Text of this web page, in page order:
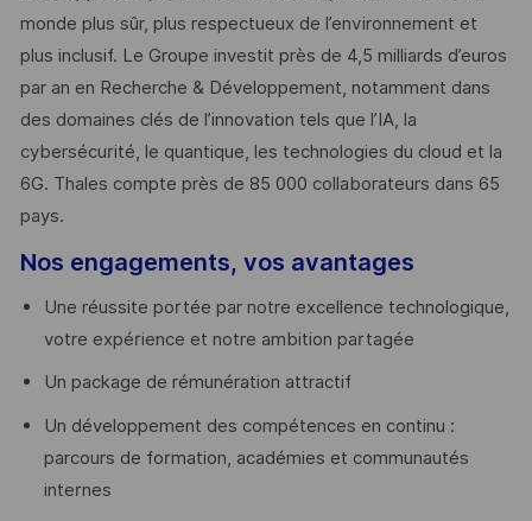
monde plus sûr, plus respectueux de l’environnement et
plus inclusif. Le Groupe investit près de 4,5 milliards d’euros
par an en Recherche & Développement, notamment dans
des domaines clés de l’innovation tels que l’IA, la
cybersécurité, le quantique, les technologies du cloud et la
6G. Thales compte près de 85 000 collaborateurs dans 65
pays. ​
Nos engagements, vos avantages
Une réussite portée par notre excellence technologique,
votre expérience et notre ambition partagée
Un package de rémunération attractif
Un développement des compétences en continu :
parcours de formation, académies et communautés
internes